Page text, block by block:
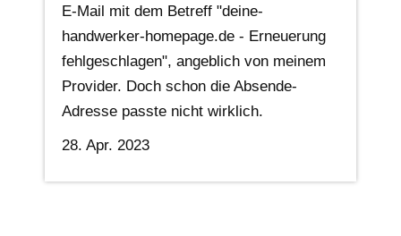
E-Mail mit dem Betreff "deine-
handwerker-homepage.de - Erneuerung
fehlgeschlagen", angeblich von meinem
Provider. Doch schon die Absende-
Adresse passte nicht wirklich.
28. Apr. 2023